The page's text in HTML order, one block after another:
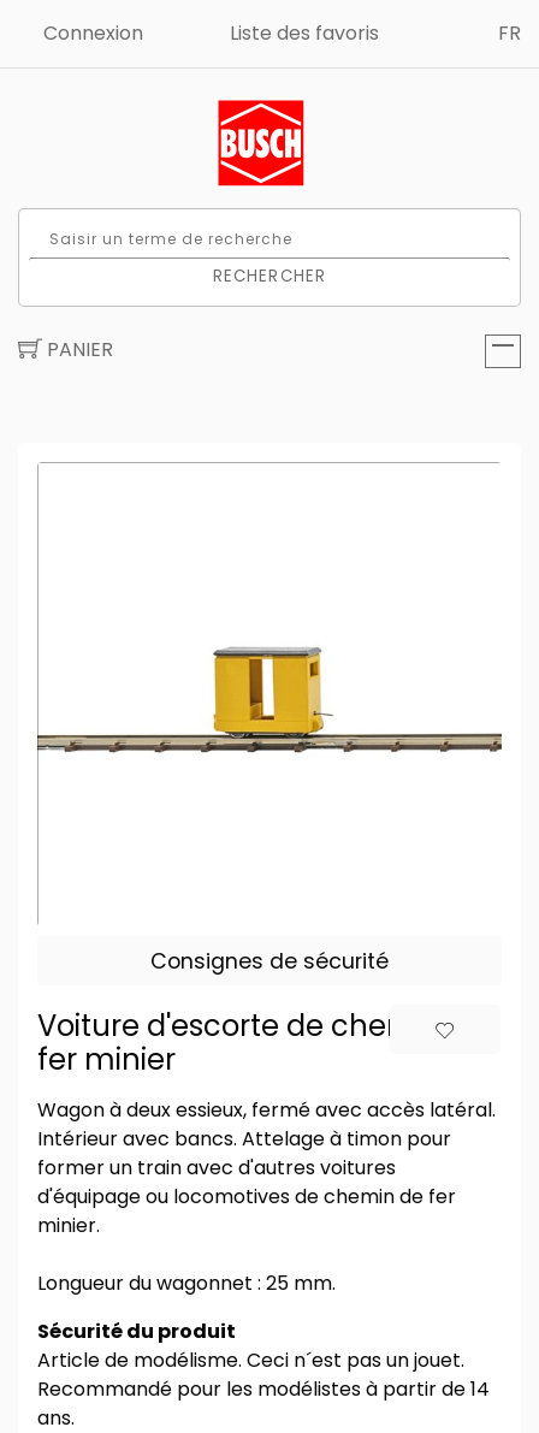
Connexion Liste des favoris FR
RECHERCHER
PANIER
Consignes de sécurité
Voiture d'escorte de chemin de
fer minier
Wagon à deux essieux, fermé avec accès latéral.
Intérieur avec bancs. Attelage à timon pour
former un train avec d'autres voitures
d'équipage ou locomotives de chemin de fer
minier.
Longueur du wagonnet : 25 mm.
Sécurité du produit
Article de modélisme. Ceci n´est pas un jouet.
Recommandé pour les modélistes à partir de 14
ans.